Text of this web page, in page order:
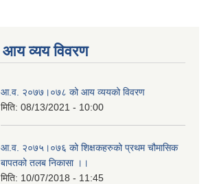
आय व्यय विवरण
आ.व. २०७७।०७८ को आय व्ययको विवरण
मिति: 08/13/2021 - 10:00
आ.व. २०७५।०७६ को शिक्षकहरुको प्रथम चौमासिक
बापतको तलब निकासा ।।
मिति: 10/07/2018 - 11:45